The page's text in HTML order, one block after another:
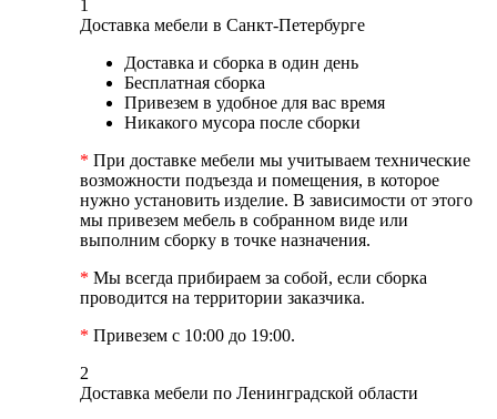
1
Доставка мебели в Санкт-Петербурге
Доставка и сборка в один день
Бесплатная сборка
Привезем в удобное для вас время
Никакого мусора после сборки
* При доставке мебели мы учитываем технические
возможности подъезда и помещения, в которое
нужно установить изделие. В зависимости от этого
мы привезем мебель в собранном виде или
выполним сборку в точке назначения.
* Мы всегда прибираем за собой, если сборка
проводится на территории заказчика.
* Привезем с 10:00 до 19:00.
2
Доставка мебели по Ленинградской области